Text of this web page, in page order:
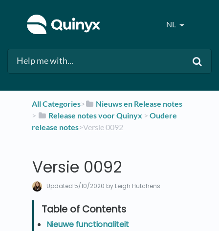
NL
All Categories​>​ ​Nieuws en Release notes
> ​
​Release notes voor Quinyx ​ > ​​Oudere
release notes​>​ Versie 0092
Versie 0092
Updated 5/10/2020 by Leigh Hutchens
Nieuwe functionaliteit